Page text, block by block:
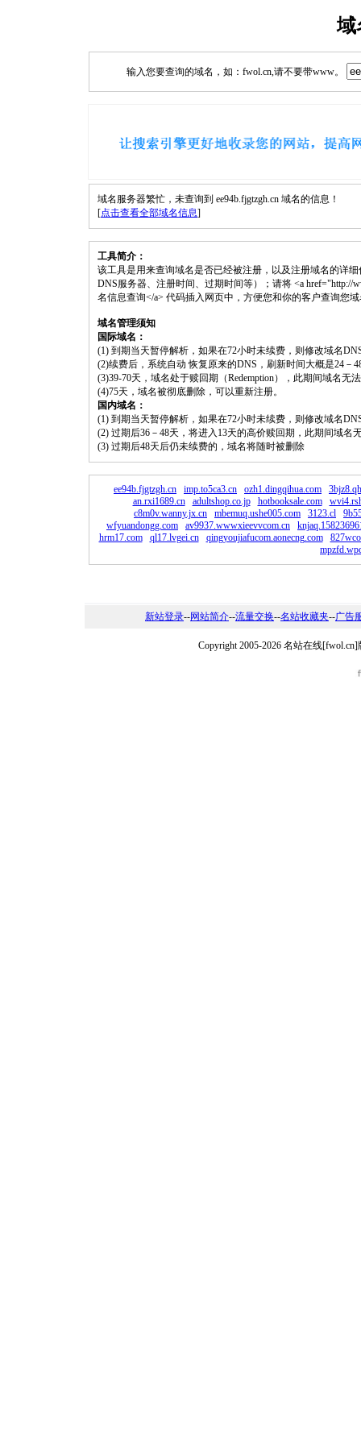
域
输入您要查询的域名，如：fwol.cn,请不要带www。
域名服务器繁忙，未查询到 ee94b.fjgtzgh.cn 域名的信息！
[点击查看全部域名信息]
工具简介：
该工具是用来查询域名是否已经被注册，以及注册域名的详
DNS服务器、注册时间、过期时间等）；请将 <a href="http://
名信息查询</a> 代码插入网页中，方便您和你的客户查询您
域名管理须知
国际域名：
(1) 到期当天暂停解析，如果在72小时未续费，则修改域名
(2)续费后，系统自动 恢复原来的DNS，刷新时间大概是24－
(3)39-70天，域名处于赎回期（Redemption），此期间域名无
(4)75天，域名被彻底删除，可以重新注册。
国内域名：
(1) 到期当天暂停解析，如果在72小时未续费，则修改域名
(2) 过期后36－48天，将进入13天的高价赎回期，此期间域名
(3) 过期后48天后仍未续费的，域名将随时被删除
ee94b.fjgtzgh.cn imp.to5ca3.cn ozh1.dingqihua.com
an.rxi1689.cn
adultshop.co.jp hotbooksale.com
c8m0v.wanny.jx.cn
mbemuq.ushe005.com 3123.cl
wfyuandongg.com
av9937.wwwxieevvcom.cn
hrm17.com
ql17.lvgei.cn qingyoujiafucom.aonecng.com
新站登录--网站简介--流量交换--名站收藏夹--广告
Copyright 2005-2026 名站在线